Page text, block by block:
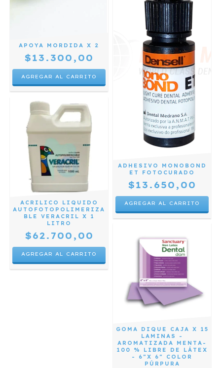
APOYA MORDIDA X 2
$13.300,00
ADHESIVO MONOBOND
ET FOTOCURADO
$13.650,00
ACRILICO LIQUIDO
AUTOFOTOPOLIMERIZA
BLE VERACRIL X 1
LITRO
$62.700,00
GOMA DIQUE CAJA X 15
LAMINAS -
AROMATIZADA MENTA-
100 % LIBRE DE LÁTEX
- 6"X 6" COLOR
PÚRPURA